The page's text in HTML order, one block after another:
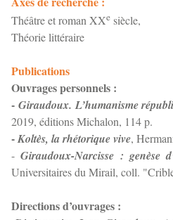
Théâtre et roman XXe siècle,
Théorie littéraire
Publications
Ouvrages personnels :
- Giraudoux. L’humanisme
2019, éditions Michalon, 114 p.
-Koltès, la rhétorique vive,
-Giraudoux-Narcisse : genèse
Universitaires du Mirail, coll.
Directions d’ouvrages :